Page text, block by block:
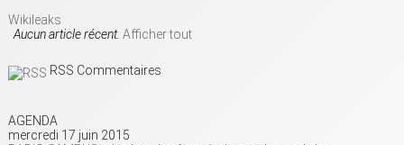
Wikileaks
Aucun article récent. Afficher tout
RSS Commentaires
AGENDA
mercredi 17 juin 2015